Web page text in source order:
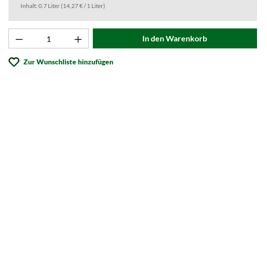
Inhalt:0.7 Liter(14,27 € / 1 Liter)
Produkt Anzahl: Gib den gewünschten Wert ein
In den Warenkorb
Zur Wunschliste hinzufügen